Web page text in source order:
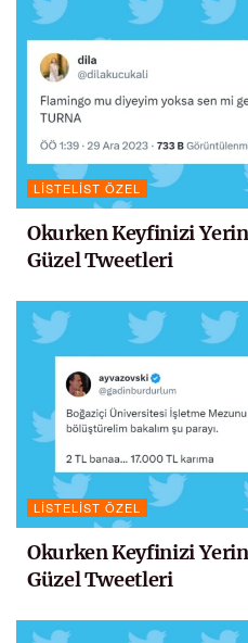
LISTELIST ÖZEL
Okurken Keyfinizi
Güzel Tweetleri
LISTELIST ÖZEL
Okurken Keyfinizi
Güzel Tweetleri